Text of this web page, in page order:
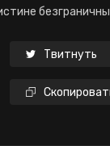
Твитнуть